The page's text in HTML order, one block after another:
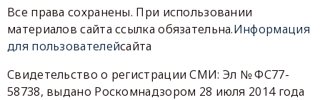
Все права сохранены. При использовании
материалов сайта ссылка обязательна.Информация
для пользователейсайта
Свидетельство о регистрации СМИ: Эл № ФС77-
58738, выдано Роскомнадзором 28 июля 2014 года